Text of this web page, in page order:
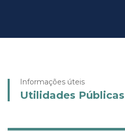
Informações úteis
Utilidades Públicas